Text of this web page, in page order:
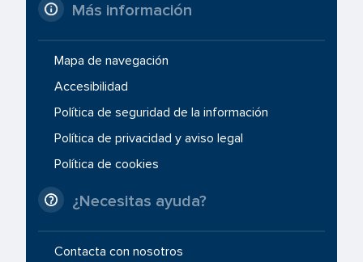
Más información
Mapa de navegación
Accesibilidad
Política de seguridad de la información
Política de privacidad y aviso legal
Política de cookies
¿Necesitas ayuda?
Contacta con nosotros